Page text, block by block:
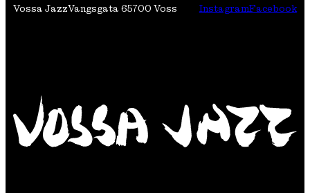
Brør
Vossa JazzVangsgata 65700 Voss InstagramFacebook